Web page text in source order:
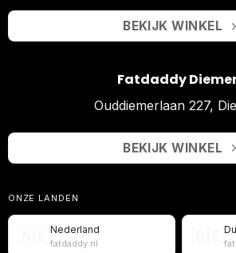
BEKIJK WINKEL
Fatdaddy
Ouddiemerlaan 227,
BEKIJK WINKEL
ONZE LANDEN
Nederland
fatdaddy.nl